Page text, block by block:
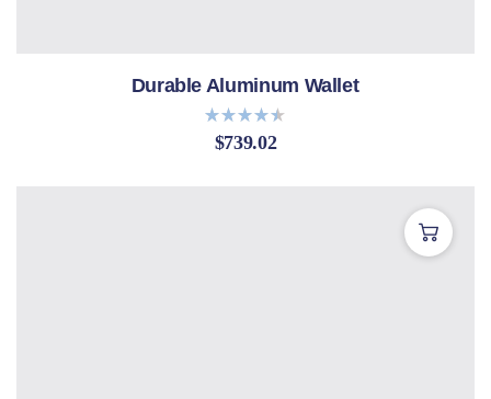
Durable Aluminum Wallet
Bewertet
mit
$739.02